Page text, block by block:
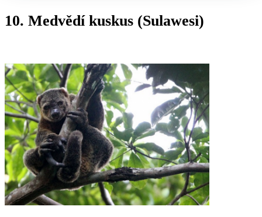
10. Medvědí kuskus (Sulawesi)